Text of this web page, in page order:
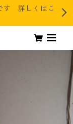
す 詳しくはこ